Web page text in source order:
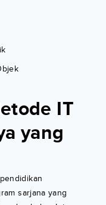
IT
yang
sarjana yang